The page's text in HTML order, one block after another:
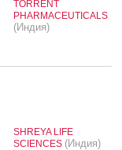
TORRENT
PHARMACEUTICALS
(Индия)
SHREYA LIFE
SCIENCES (Индия)